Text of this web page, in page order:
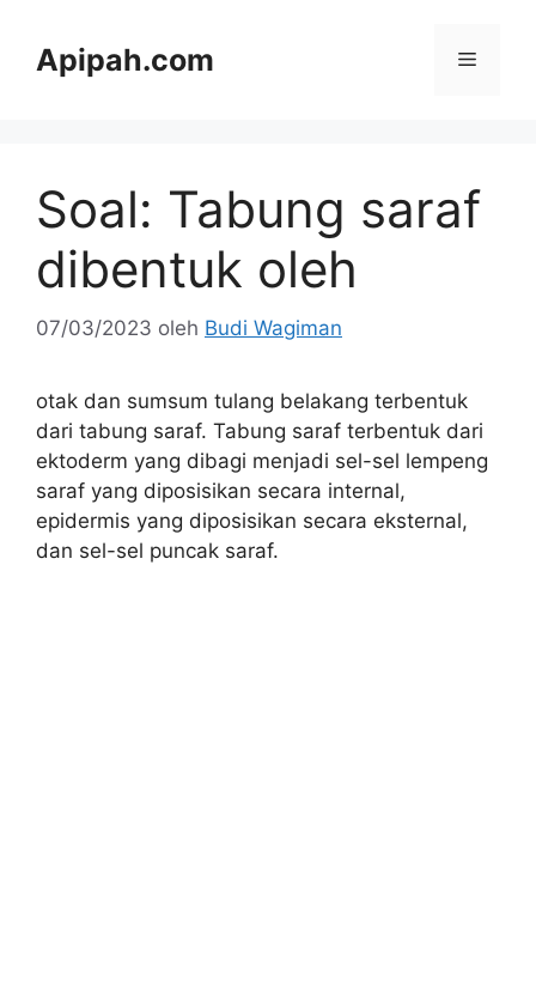
Apipah.com Menu
Soal: Tabung saraf
dibentuk oleh
07/03/2023 oleh Budi Wagiman
otak dan sumsum tulang belakang terbentuk
dari tabung saraf. Tabung saraf terbentuk dari
ektoderm yang dibagi menjadi sel-sel lempeng
saraf yang diposisikan secara internal,
epidermis yang diposisikan secara eksternal,
dan sel-sel puncak saraf.